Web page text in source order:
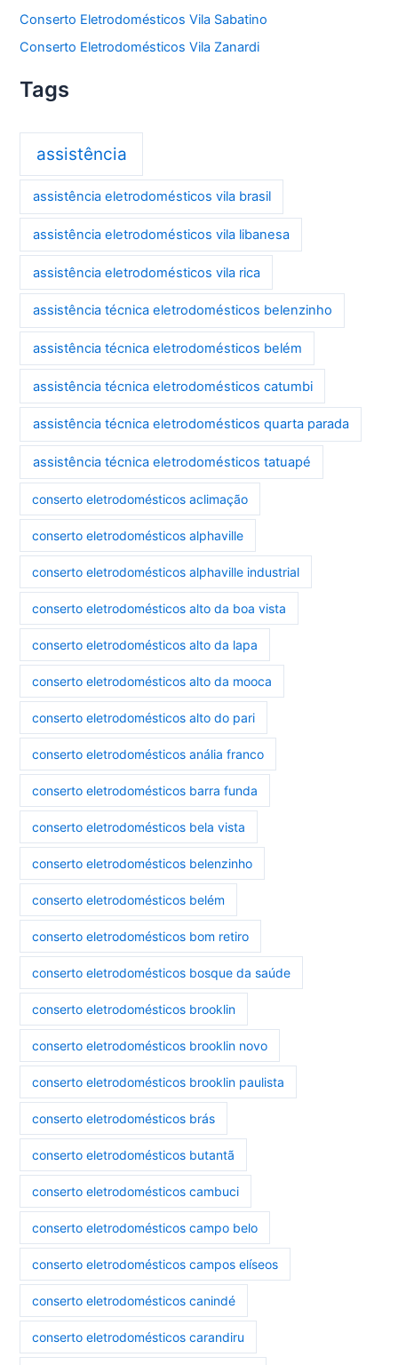
Conserto Eletrodomésticos Vila Sabatino
Conserto Eletrodomésticos Vila Zanardi
Tags
assistência
assistência eletrodomésticos vila brasil
assistência eletrodomésticos vila libanesa
assistência eletrodomésticos vila rica
assistência técnica eletrodomésticos belenzinho
assistência técnica eletrodomésticos belém
assistência técnica eletrodomésticos catumbi
assistência técnica eletrodomésticos quarta parada
assistência técnica eletrodomésticos tatuapé
conserto eletrodomésticos aclimação
conserto eletrodomésticos alphaville
conserto eletrodomésticos alphaville industrial
conserto eletrodomésticos alto da boa vista
conserto eletrodomésticos alto da lapa
conserto eletrodomésticos alto da mooca
conserto eletrodomésticos alto do pari
conserto eletrodomésticos anália franco
conserto eletrodomésticos barra funda
conserto eletrodomésticos bela vista
conserto eletrodomésticos belenzinho
conserto eletrodomésticos belém
conserto eletrodomésticos bom retiro
conserto eletrodomésticos bosque da saúde
conserto eletrodomésticos brooklin
conserto eletrodomésticos brooklin novo
conserto eletrodomésticos brooklin paulista
conserto eletrodomésticos brás
conserto eletrodomésticos butantã
conserto eletrodomésticos cambuci
conserto eletrodomésticos campo belo
conserto eletrodomésticos campos elíseos
conserto eletrodomésticos canindé
conserto eletrodomésticos carandiru